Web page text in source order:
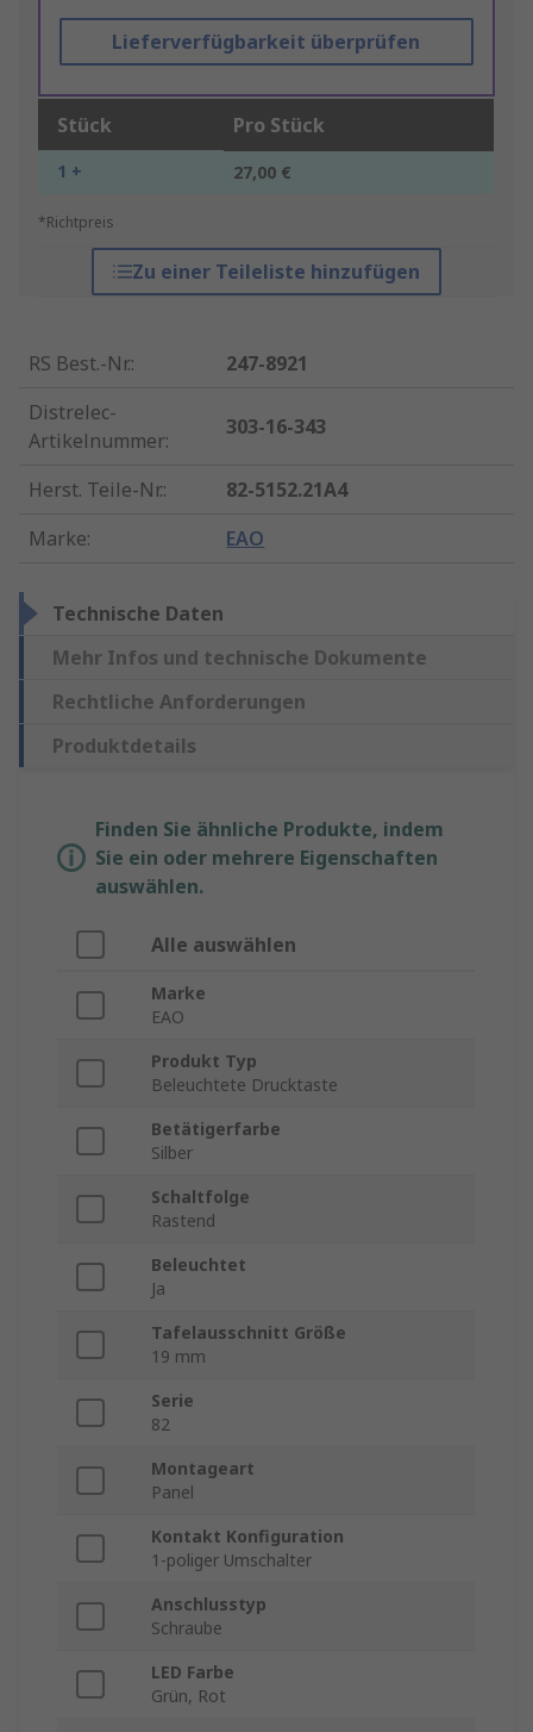
Lieferverfügbarkeit überprüfen
Stück Pro Stück
1 + 27,00 €
*Richtpreis
Zu einer Teileliste hinzufügen
RS Best.-Nr.:
247-8921
Distrelec-
Artikelnummer:
303-16-343
Herst. Teile-Nr.:
82-5152.21A4
Marke: EAO
Technische Daten
Mehr Infos und technische Dokumente
Rechtliche Anforderungen
Produktdetails
Finden Sie ähnliche Produkte, indem
Sie ein oder mehrere Eigenschaften
auswählen.
Alle auswählen
Marke
EAO
Produkt Typ
Beleuchtete Drucktaste
Betätigerfarbe
Silber
Schaltfolge
Rastend
Beleuchtet
Ja
Tafelausschnitt Größe
19 mm
Serie
82
Montageart
Panel
Kontakt Konfiguration
1-poliger Umschalter
Anschlusstyp
Schraube
LED Farbe
Grün, Rot